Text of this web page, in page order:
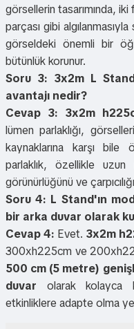
görsellerin tasarımında,
parçası gibi
görseldeki önemli bir
bütünlük korunur.
Soru 3: 3x2m L
avantajı nedir?
Cevap 3: 3x2m
lümen parlaklığı,
kaynaklarına karşı bile
parlaklık, özellikle uzun
görünürlüğünü ve
Soru 4: L Stand'ın
bir arka duvar olarak
Cevap 4: Evet. 3x2m
300xh225cm ve
500 cm (5 metre)
duvar olarak kolayca
etkinliklere adapte olma